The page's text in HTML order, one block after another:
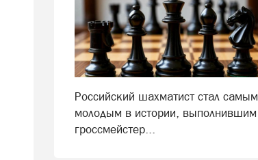
Российский шахматист стал самым
молодым в истории, выполнившим
гроссмейстер...